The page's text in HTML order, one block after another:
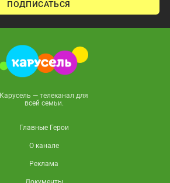
ПОДПИСАТЬСЯ
Карусель — телеканал для
всей семьи.
Главные Герои
О канале
Реклама